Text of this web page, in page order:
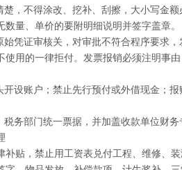
楚，不得涂改、挖补、刮擦，大小写金
量、单价的要附明细说明并签字盖章。
凭证审核关，对审批不符合程序要求
使用的一律拒付。发票报销必须注明事
开设账户；禁止先行预付或外借现金；
务部门统一票据，并加盖收款单位财务
补贴，禁止用工资表兑付工程、维修、